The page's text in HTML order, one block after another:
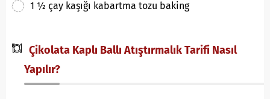
1 ½ çay kaşığı kabartma tozu baking
Çikolata Kaplı Ballı Atıştırmalık Tarifi Nasıl
Yapılır?